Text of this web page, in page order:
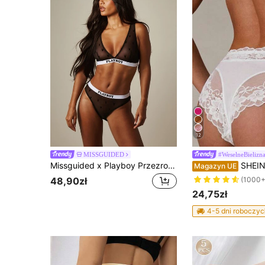
MISSGUIDED
Missguided x Playboy Przezroczyste majtki stringi z siateczki z logo, z nadrukiem flokowym w całości z motywem króliczków i markową elastyczną talią
48,90zł
12
#WeselneBielizna
Magazyn UE SHEIN BAE 1 szt.
24,75zł
4-5 dni